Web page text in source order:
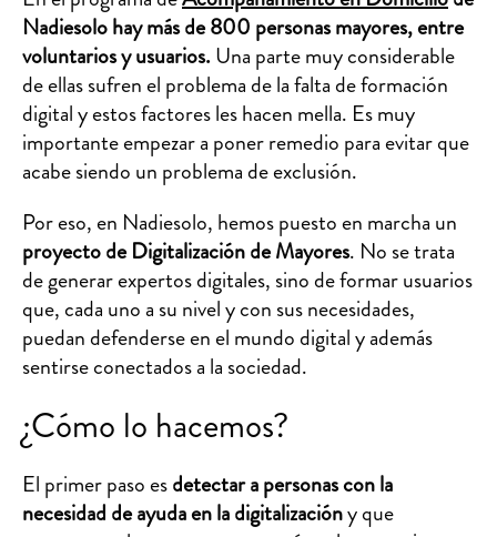
Nadiesolo hay más de 800 personas mayores, entre
voluntarios y usuarios.Una parte muy considerable
de ellas sufren el problema de la falta de formación
digital y estos factores les hacen mella. Es muy
importante empezar a poner remedio para evitar que
acabe siendo un problema de exclusión.
Por eso, en Nadiesolo, hemos puesto en marcha un
proyecto de Digitalización de Mayores. No se trata
de generar expertos digitales, sino de formar usuarios
que, cada uno a su nivel y con sus necesidades,
puedan defenderse en el mundo digital y además
sentirse conectados a la sociedad.
¿Cómo lo hacemos?
El primer paso esdetectar a personas con la
necesidad de ayuda en la digitalizacióny que